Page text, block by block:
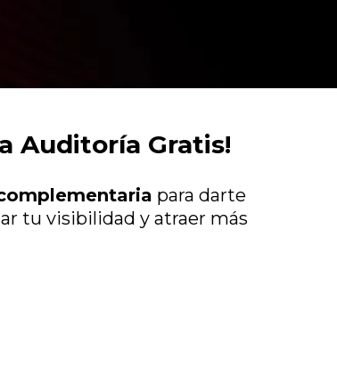
Auditoría Gratis!
para darte
tu visibilidad y atraer más